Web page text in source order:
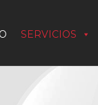
SERVICIOS